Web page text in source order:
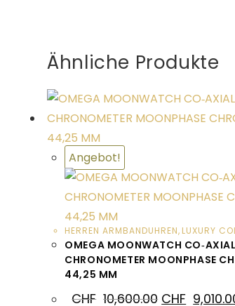
Ähnliche Produkte
Angebot!
HERREN ARMBANDUHREN, LUXURY
OMEGA MOONWATCH
CHRONOMETER MOONPHASE
44,25 MM
CHF 10,600.00 CHF